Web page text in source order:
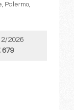
Palermo,
2026
679